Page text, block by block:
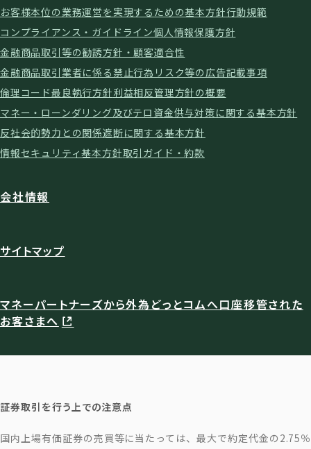
お客様本位の業務運営を実現するための基本方針行動規範
コンプライアンス・ガイドライン個人情報保護方針
金融商品取引等の勧誘方針・顧客適合性
金融商品取引業者に係る禁止行為 リスク等の広告記載事項
倫理コード最良執行方針利益相反管理方針の概要
マネー・ローンダリング及びテロ資金供与対策に関する基本方針
反社会的勢力との関係遮断に関する基本方針
情報セキュリティ基本方針取引ガイド・約款
会社情報
サイトマップ
マネーパートナーズから外為どっとコムへ口座移管された
お客さまへ
証券取引を行う上での注意点
国内上場有価証券の売買等に当たっては、最大で約定代金の2.75％